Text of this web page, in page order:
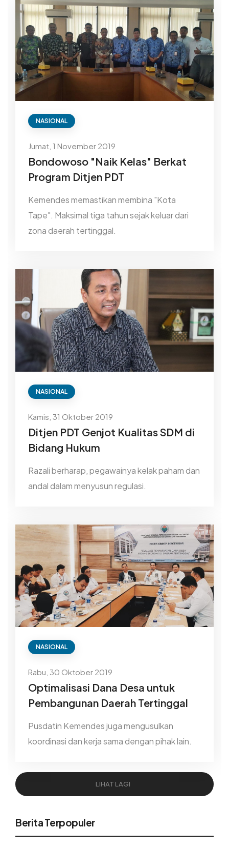
NASIONAL
Jumat, 1 November 2019
Bondowoso "Naik Kelas" Berkat
Program Ditjen PDT
Kemendes memastikan membina "Kota
Tape". Maksimal tiga tahun sejak keluar dari
zona daerah tertinggal.
NASIONAL
Kamis, 31 Oktober 2019
Ditjen PDT Genjot Kualitas SDM di
Bidang Hukum
Razali berharap, pegawainya kelak paham dan
andal dalam menyusun regulasi.
NASIONAL
Rabu, 30 Oktober 2019
Optimalisasi Dana Desa untuk
Pembangunan Daerah Tertinggal
Pusdatin Kemendes juga mengusulkan
koordinasi dan kerja sama dengan pihak lain.
LIHAT LAGI
Berita Terpopuler